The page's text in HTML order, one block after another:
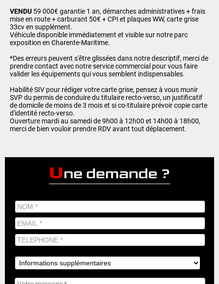
VENDU 59 000€ garantie 1 an, démarches administratives + frais
mise en route + carburant 50€ + CPI et plaques WW, carte grise
33cv en supplément.
Véhicule disponible immédiatement et visible sur notre parc
exposition en Charente-Maritime.
*Des erreurs peuvent s'être glissées dans notre descriptif, merci de
prendre contact avec notre service commercial pour vous faire
valider les équipements qui vous semblent indispensables.
Habilité SIV pour rédiger votre carte grise, pensez à vous munir
SVP du permis de conduire du titulaire recto-verso, un justificatif
de domicile de moins de 3 mois et si co-titulaire prévoir copie carte
d'identité recto-verso.
Ouverture mardi au samedi de 9h00 à 12h00 et 14h00 à 18h00,
merci de bien vouloir prendre RDV avant tout déplacement.
Une demande ?